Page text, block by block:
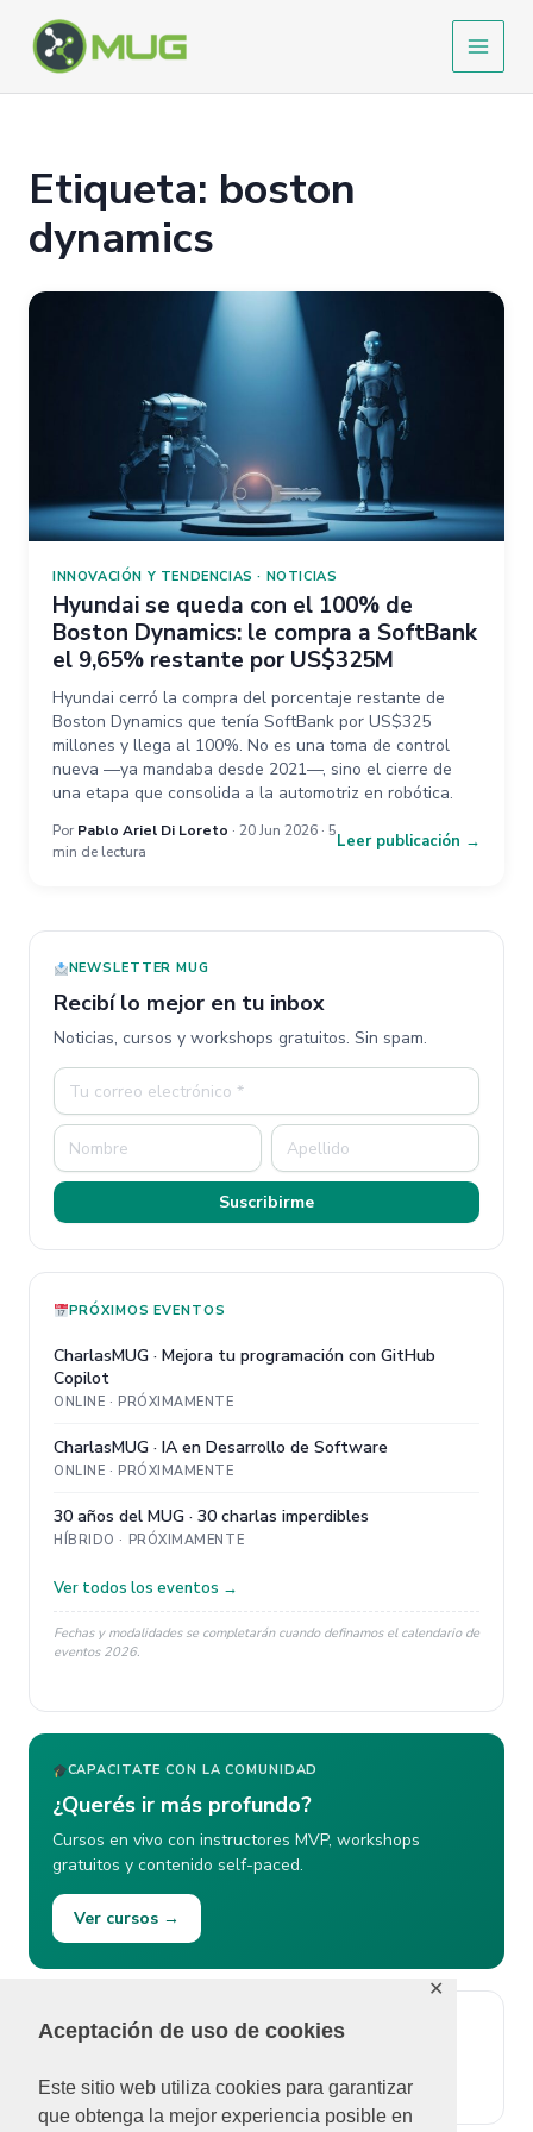
Aceptación de uso de cookies
Este sitio web utiliza cookies para garantizar
que obtenga la mejor experiencia posible en
✕
contenido
Etiqueta: boston
dynamics
INNOVACIÓN Y TENDENCIAS · NOTICIAS
Hyundai se queda con el 100% de
Boston Dynamics: le compra a SoftBank
el 9,65% restante por US$325M
Hyundai cerró la compra del porcentaje restante de
Boston Dynamics que tenía SoftBank por US$325
millones y llega al 100%. No es una toma de control
nueva —ya mandaba desde 2021—, sino el cierre de
una etapa que consolida a la automotriz en robótica.
Por Pablo Ariel Di Loreto · 20 Jun 2026 · 5
min de lectura
Leer publicación →
NEWSLETTER MUG
Recibí lo mejor en tu inbox
Noticias, cursos y workshops gratuitos. Sin spam.
Suscribirme
PRÓXIMOS EVENTOS
CharlasMUG · Mejora tu programación con GitHub
Copilot
ONLINE · PRÓXIMAMENTE
CharlasMUG · IA en Desarrollo de Software
ONLINE · PRÓXIMAMENTE
30 años del MUG · 30 charlas imperdibles
HÍBRIDO · PRÓXIMAMENTE
Ver todos los eventos →
Fechas y modalidades se completarán cuando definamos el calendario de
eventos 2026.
CAPACITATE CON LA COMUNIDAD
¿Querés ir más profundo?
Cursos en vivo con instructores MVP, workshops
gratuitos y contenido self-paced.
Ver cursos →
ÚLTIMOS COMENTARIOS